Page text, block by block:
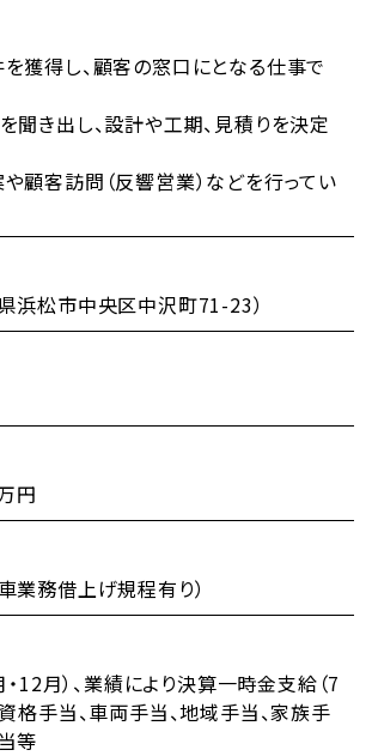
獲得し、顧客の窓口にとなる仕事で
聞き出し、設計や工期、見積りを決定
顧客訪問（反響営業）などを行ってい
浜松市中央区中沢町71-23）
円
業務借上げ規程有り）
12月）、業績により決算一時金支給（7
資格手当、車両手当、地域手当、家族手
等